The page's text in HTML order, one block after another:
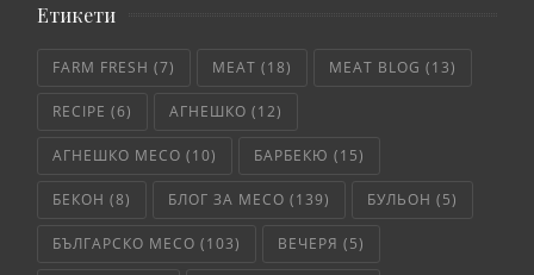
Етикети
FARM FRESH (7) MEAT (18) MEAT BLOG (13)
RECIPE (6) АГНЕШКО (12)
АГНЕШКО МЕСО (10) БАРБЕКЮ (15)
БЕКОН (8) БЛОГ ЗА МЕСО (139) БУЛЬОН (5)
БЪЛГАРСКО МЕСО (103) ВЕЧЕРЯ (5)